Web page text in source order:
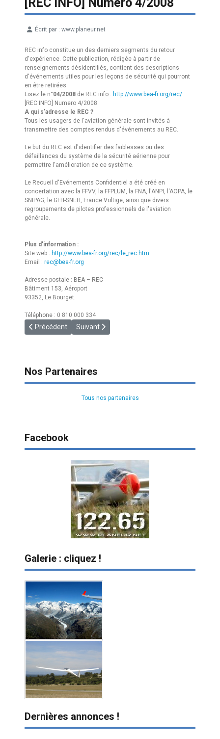
Écrit par : www.planeur.net
REC info constitue un des derniers segments du retour
d'expérience. Cette publication, rédigée à partir de
renseignements désidentifiés, contient des descriptions
d'événements utiles pour les leçons de sécurité qui pourront
en être retirées.
Lisez le n°04/2008 de REC info : http://www.bea-fr.org/rec/
[REC INFO] Numero 4/2008
A qui s'adresse le REC ?
Tous les usagers de l'aviation générale sont invités à
transmettre des comptes rendus d'événements au REC.
Le but du REC est d'identifier des faiblesses ou des
défaillances du système de la sécurité aérienne pour
permettre l'amélioration de ce système.
Le Recueil d'Evénements Confidentiel a été créé en
concertation avec la FFVV, la FFPLUM, la FNA, l'ANPI, l'AOPA, le
SNIPAG, le GFH-SNEH, France Voltige, ainsi que divers
regroupements de pilotes professionnels de l'aviation
générale.
Plus d'information :
Site web : http://www.bea-fr.org/rec/le_rec.htm
Email : rec@bea-fr.org
Adresse postale : BEA – REC
Bâtiment 153, Aéroport
93352, Le Bourget.
Téléphone : 0 810 000 334
Article précédent : [REC INFO] Numero 05/2008
Précédent Article suivant : [REC INFO] Numero 3/2008
Suivant
Nos Partenaires
Tous nos partenaires
Facebook
Galerie : cliquez !
Dernières annonces !